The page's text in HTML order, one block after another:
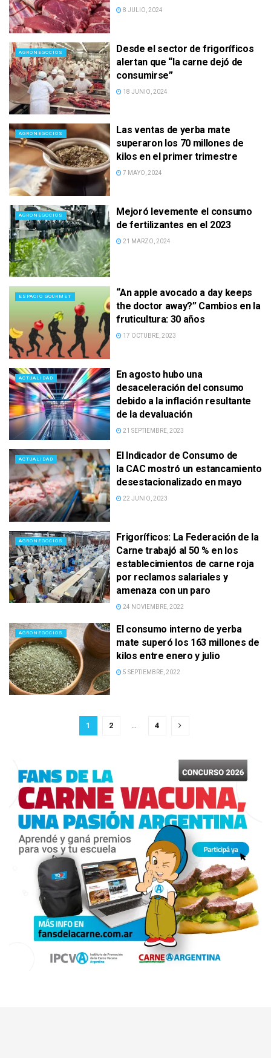
8 JULIO, 2024
AGRONEGOCIOS
Desde el sector de frigoríficos
alertan que “la carne dejó de
consumirse”
18 JUNIO, 2024
AGRONEGOCIOS
Las ventas de yerba mate
superaron los 70 millones de
kilos en el primer trimestre
7 MAYO, 2024
AGRONEGOCIOS
Mejoró levemente el consumo
de fertilizantes en el 2023
21 MARZO, 2024
ESPACIO GOURMET
“An apple avocado a day keeps
the doctor away?” Cambios en la
fruticultura: 30 años
17 OCTUBRE, 2023
ACTUALIDAD
En agosto hubo una
desaceleración del consumo
debido a la inflación resultante
de la devaluación
21 SEPTIEMBRE, 2023
ACTUALIDAD
El Indicador de Consumo de
la CAC mostró un estancamiento
desestacionalizado en mayo
22 JUNIO, 2023
AGRONEGOCIOS
Frigoríficos: La Federación de la
Carne trabajó al 50 % en los
establecimientos de carne roja
por reclamos salariales y
amenaza con un paro
24 NOVIEMBRE, 2022
AGRONEGOCIOS
El consumo interno de yerba
mate superó los 163 millones de
kilos entre enero y julio
5 SEPTIEMBRE, 2022
1 2 … 4